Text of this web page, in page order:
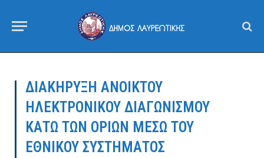
ΔΙΑΚΗΡΥΞΗ ΑΝΟΙΚΤΟΥ
ΗΛΕΚΤΡΟΝΙΚΟΥ ΔΙΑΓΩΝΙΣΜΟΥ
ΚΑΤΩ ΤΩΝ ΟΡΙΩΝ ΜΕΣΩ ΤΟΥ
ΕΘΝΙΚΟΥ ΣΥΣΤΗΜΑΤΟΣ